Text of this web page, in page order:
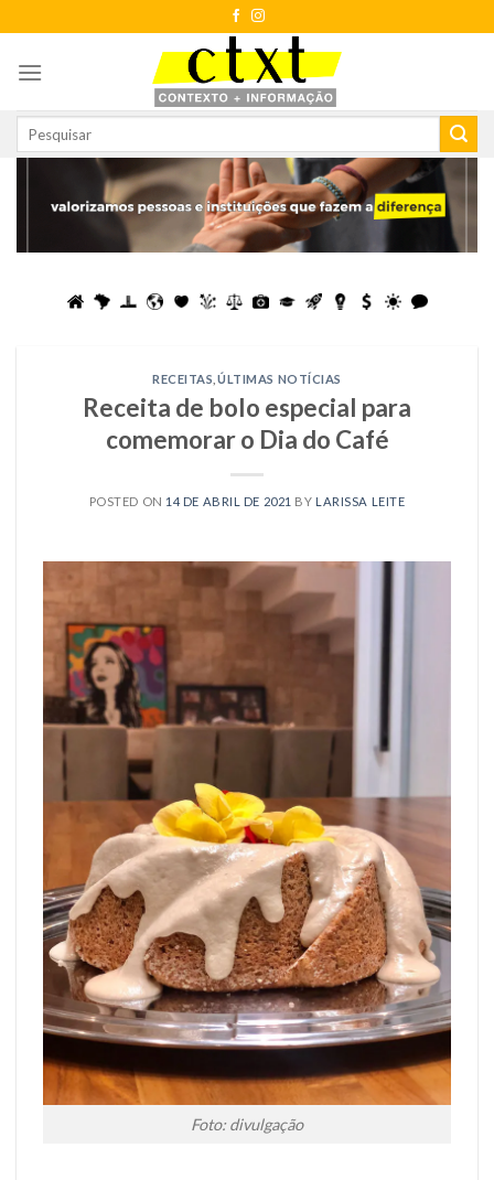
to
content
RECEITAS ,ÚLTIMAS NOTÍCIAS
Receita de bolo especial para
comemorar o Dia do Café
POSTED ON 14 DE ABRIL DE 2021 BY LARISSA LEITE
Foto: divulgação